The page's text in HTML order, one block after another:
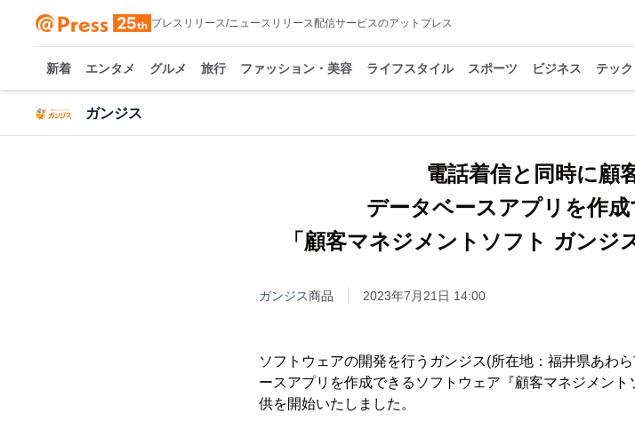
プレスリリース/ニュースリリース配信サービスのアットプレス
新着 エンタメ グルメ 旅行 ファッション・美容 ライフスタイル スポーツ ビジネス テック
ガンジス
電話着信と同時に顧
データベースアプリを作
「顧客マネジメントソフト ガンジ
ガンジス商品 2023年7月21日 14:00
ソフトウェアの開発を行うガンジス(所在地：福井県あわ
ースアプリを作成できるソフトウェア『顧客マネジメン
供を開始いたしました。